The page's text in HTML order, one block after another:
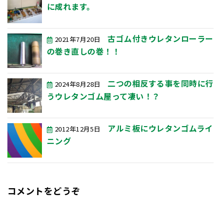
に成れます。
2021年7月20日
古ゴム付きウレタンローラー
の巻き直しの巻！！
2024年8月28日
二つの相反する事を同時に行
うウレタンゴム屋って凄い！？
2012年12月5日
アルミ板にウレタンゴムライ
ニング
コメントをどうぞ